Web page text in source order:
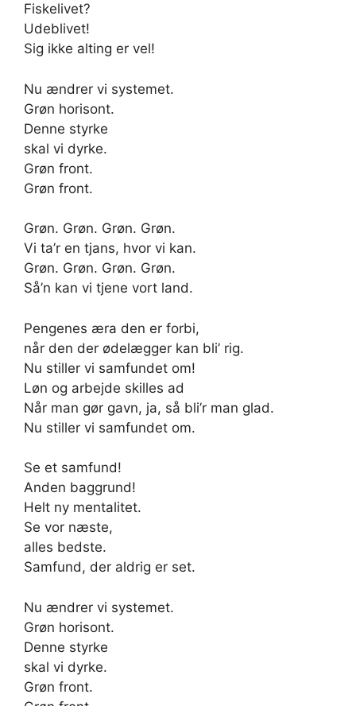
Fiskelivet?
Udeblivet!
Sig ikke alting er vel!
Nu ændrer vi systemet.
Grøn horisont.
Denne styrke
skal vi dyrke.
Grøn front.
Grøn front.
Grøn. Grøn. Grøn. Grøn.
Vi ta’r en tjans, hvor vi kan.
Grøn. Grøn. Grøn. Grøn.
Så’n kan vi tjene vort land.
Pengenes æra den er forbi,
når den der ødelægger kan bli’ rig.
Nu stiller vi samfundet om!
Løn og arbejde skilles ad
Når man gør gavn, ja, så bli’r man glad.
Nu stiller vi samfundet om.
Se et samfund!
Anden baggrund!
Helt ny mentalitet.
Se vor næste,
alles bedste.
Samfund, der aldrig er set.
Nu ændrer vi systemet.
Grøn horisont.
Denne styrke
skal vi dyrke.
Grøn front.